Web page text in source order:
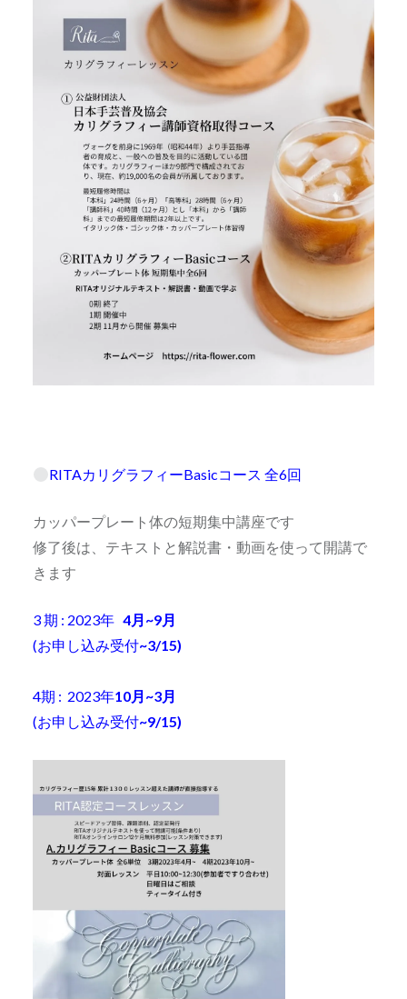
RITAカリグラフィーBasicコース 全6回
カッパープレート体の短期集中講座です
修了後は、テキストと解説書・動画を使って開講で
きます
3 期 : 2023年 4月~9月
(お申し込み受付~3/15)
4期 : 2023年10月~3月
(お申し込み受付~9/15)